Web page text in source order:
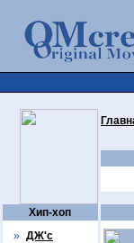
Хип-хоп
» ДЖ'с